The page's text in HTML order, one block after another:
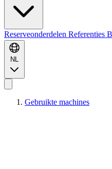
Reserveonderdelen Referenties
NL
Gebruikte machines